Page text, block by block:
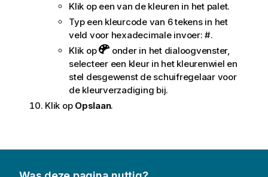
Klik op een van de kleuren in het palet.
Typ een kleurcode van 6 tekens in het
veld voor hexadecimale invoer: #.
Klik op
onder in het dialoogvenster,
selecteer een kleur in het kleurenwiel en
stel desgewenst de schuifregelaar voor
de kleurverzadiging bij.
Klik op Opslaan.